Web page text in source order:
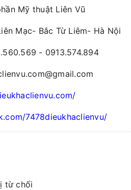
Mỹ thuật Liên Vũ
Mạc- Bắc Từ Liêm- Hà Nội
- 0913.574.894
7478dieukhaclienvu/
từ chối